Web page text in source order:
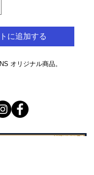
に追加する
オリジナル商品。